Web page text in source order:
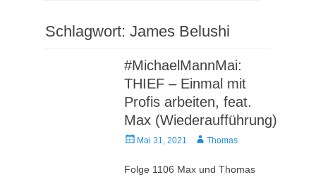
Schlagwort: James Belushi
#MichaelMannMai:
THIEF – Einmal mit
Profis arbeiten, feat.
Max (Wiederaufführung)
Veröffentlicht
Mai 31, 2021 AutorThomas
Folge 1106 Max und Thomas